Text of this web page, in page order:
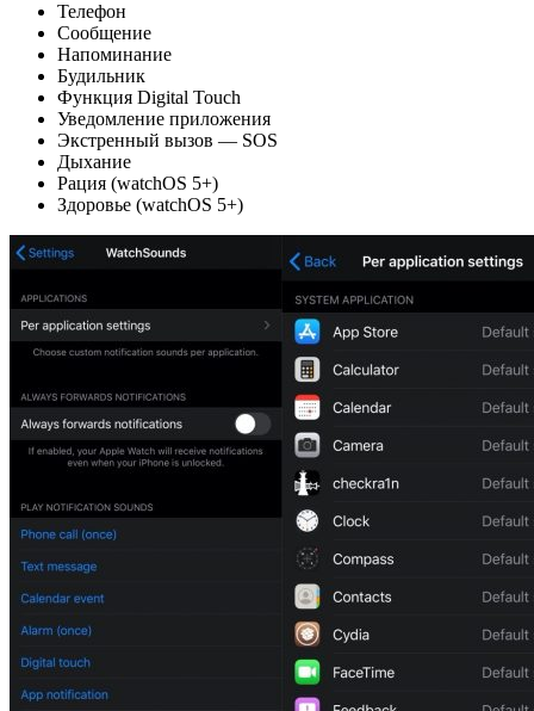
Телефон
Сообщение
Напоминание
Будильник
Функция Digital Touch
Уведомление приложения
Экстренный вызов — SOS
Дыхание
Рация (watchOS 5+)
Здоровье (watchOS 5+)